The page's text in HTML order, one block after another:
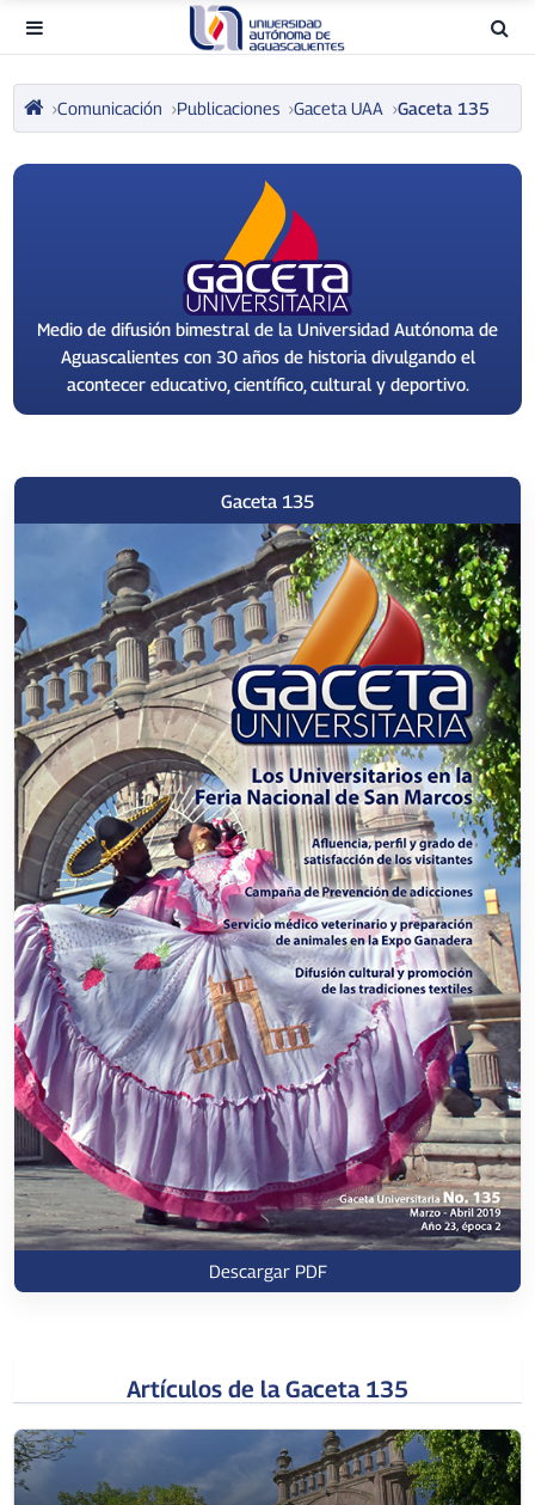
Comunicación Publicaciones Gaceta UAA Gaceta 135
Medio de difusión bimestral de la Universidad Autónoma de
Aguascalientes con 30 años de historia divulgando el
acontecer educativo, científico, cultural y deportivo.
Artículos de la Gaceta 135
Gaceta 135
Descargar PDF